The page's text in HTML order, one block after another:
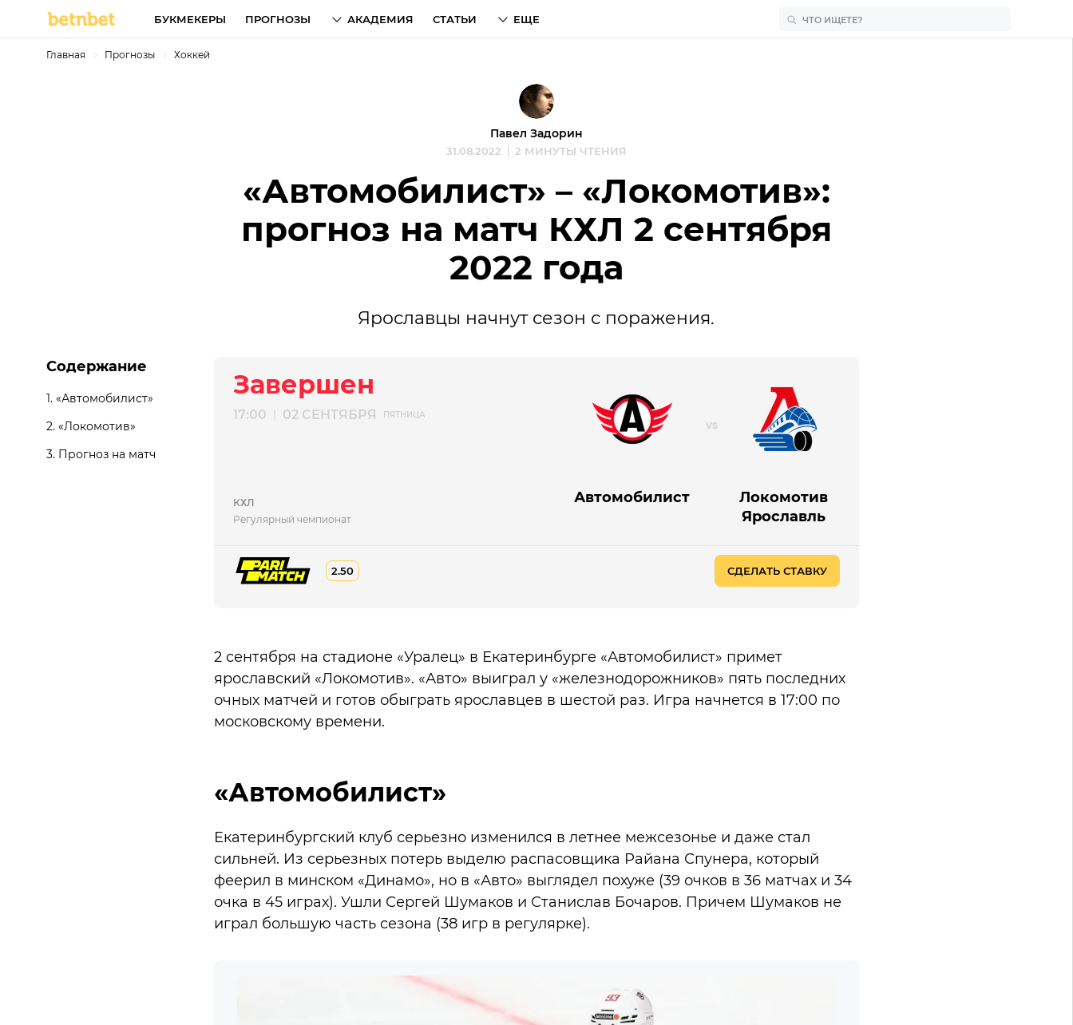
БУКМЕКЕРЫ ПРОГНОЗЫ АКАДЕМИЯ СТАТЬИ ЕЩЕ
Главная Прогнозы Хоккей
Павел Задорин
31.08.2022 2 МИНУТЫ ЧТЕНИЯ
«Автомобилист» – «Локомотив»:
прогноз на матч КХЛ 2 сентября
2022 года
Ярославцы начнут сезон с поражения.
Содержание
1. «Автомобилист»
2. «Локомотив»
3. Прогноз на матч
Автомобилист
Локомотив
Ярославль
Завершен
17:00 02 СЕНТЯБРЯ ПЯТНИЦА
КХЛ
Регулярный чемпионат
2.50 СДЕЛАТЬ СТАВКУ
2 сентября на стадионе «Уралец» в Екатеринбурге «Автомобилист» примет
ярославский «Локомотив». «Авто» выиграл у «железнодорожников» пять последних
очных матчей и готов обыграть ярославцев в шестой раз. Игра начнется в 17:00 по
московскому времени.
«Автомобилист»
Екатеринбургский клуб серьезно изменился в летнее межсезонье и даже стал
сильней. Из серьезных потерь выделю распасовщика Райана Спунера, который
феерил в минском «Динамо», но в «Авто» выглядел похуже (39 очков в 36 матчах и 34
очка в 45 играх). Ушли Сергей Шумаков и Станислав Бочаров. Причем Шумаков не
играл большую часть сезона (38 игр в регулярке).